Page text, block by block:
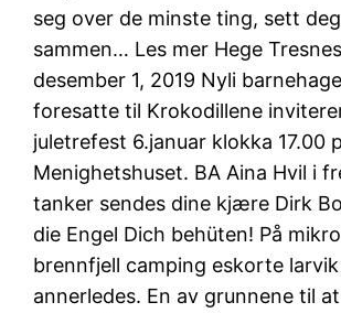
seg over de minste ting, sett
sammen… Les mer Hege
desember 1, 2019 Nyli
foresatte til Krokodillene
juletrefest 6.januar klokka 17.00
Menighetshuset. BA Aina Hvil i
tanker sendes dine kjære Dirk
die Engel Dich behüten! På
brennfjell camping eskorte
annerledes. En av grunnene til